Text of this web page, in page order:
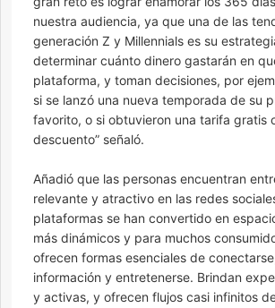
nuestra audiencia, ya que una de las
generación Z y Millennials es su
determinar cuánto dinero gastarán en
plataforma, y toman decisiones, por
si se lanzó una nueva temporada de su
favorito, o si obtuvieron una tarifa gratis
descuento” señaló.
Añadió que las personas encuentran
relevante y atractivo en las redes
plataformas se han convertido en
más dinámicos y para muchos
ofrecen formas esenciales de
información y entretenerse. Brindan
y activas, y ofrecen flujos casi infinitos